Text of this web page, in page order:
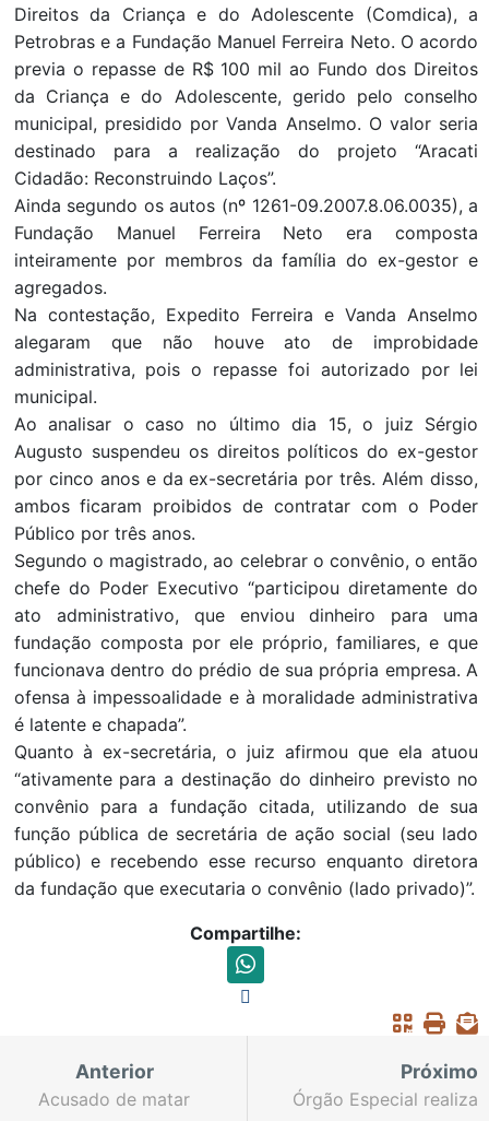
Direitos da Criança e do Adolescente (Comdica), a
Petrobras e a Fundação Manuel Ferreira Neto. O acordo
previa o repasse de R$ 100 mil ao Fundo dos Direitos
da Criança e do Adolescente, gerido pelo conselho
municipal, presidido por Vanda Anselmo. O valor seria
destinado para a realização do projeto “Aracati
Cidadão: Reconstruindo Laços”.
Ainda segundo os autos (nº 1261-09.2007.8.06.0035), a
Fundação Manuel Ferreira Neto era composta
inteiramente por membros da família do ex-gestor e
agregados.
Na contestação, Expedito Ferreira e Vanda Anselmo
alegaram que não houve ato de improbidade
administrativa, pois o repasse foi autorizado por lei
municipal.
Ao analisar o caso no último dia 15, o juiz Sérgio
Augusto suspendeu os direitos políticos do ex-gestor
por cinco anos e da ex-secretária por três. Além disso,
ambos ficaram proibidos de contratar com o Poder
Público por três anos.
Segundo o magistrado, ao celebrar o convênio, o então
chefe do Poder Executivo “participou diretamente do
ato administrativo, que enviou dinheiro para uma
fundação composta por ele próprio, familiares, e que
funcionava dentro do prédio de sua própria empresa. A
ofensa à impessoalidade e à moralidade administrativa
é latente e chapada”.
Quanto à ex-secretária, o juiz afirmou que ela atuou
“ativamente para a destinação do dinheiro previsto no
convênio para a fundação citada, utilizando de sua
função pública de secretária de ação social (seu lado
público) e recebendo esse recurso enquanto diretora
da fundação que executaria o convênio (lado privado)”.
Compartilhe:
Anterior
Acusado de matar
Próximo
Órgão Especial realiza